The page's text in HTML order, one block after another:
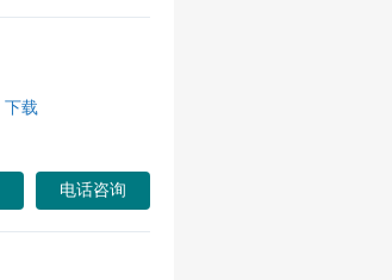
下载
电话咨询